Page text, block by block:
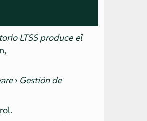
LTSS produce el
› Gestión de